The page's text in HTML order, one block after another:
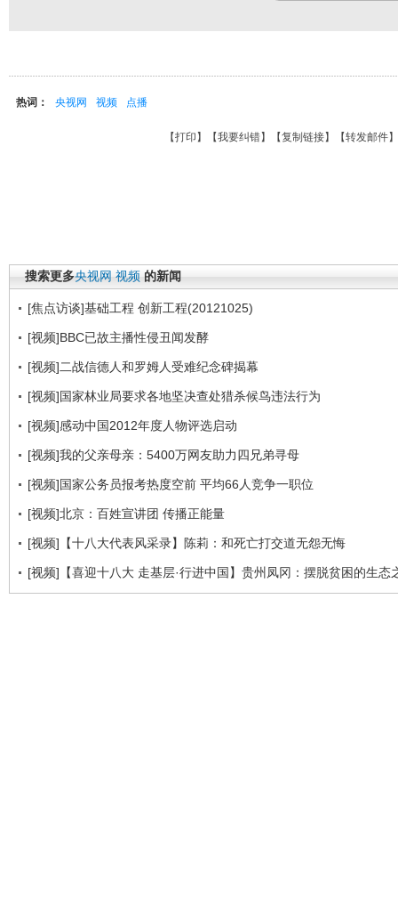
热词： 央视网 视频 点播
【打印 】【我要纠错】【复制链接】【转发邮件
搜索更多央视网 视频 的新闻
[焦点访谈]基础工程 创新工程(20121025)
[视频]BBC已故主播性侵丑闻发酵
[视频]二战信德人和罗姆人受难纪念碑揭幕
[视频]国家林业局要求各地坚决查处猎杀候鸟违法行为
[视频]感动中国2012年度人物评选启动
[视频]我的父亲母亲：5400万网友助力四兄弟寻母
[视频]国家公务员报考热度空前 平均66人竞争一职位
[视频]北京：百姓宣讲团 传播正能量
[视频]【十八大代表风采录】陈莉：和死亡打交道无怨无悔
[视频]【喜迎十八大 走基层·行进中国】贵州凤冈：摆脱贫困的生态